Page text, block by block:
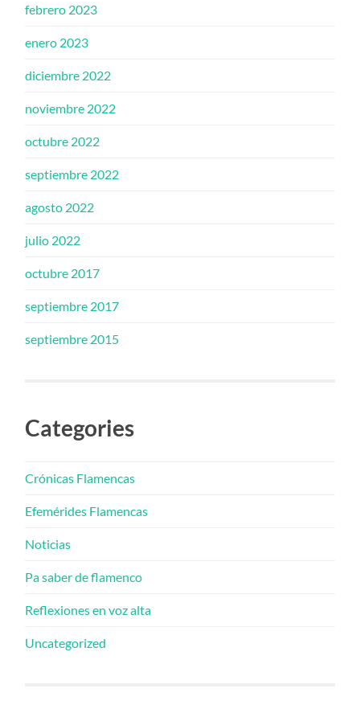
febrero 2023
enero 2023
diciembre 2022
noviembre 2022
octubre 2022
septiembre 2022
agosto 2022
julio 2022
octubre 2017
septiembre 2017
septiembre 2015
Categories
Crónicas Flamencas
Efemérides Flamencas
Noticias
Pa saber de flamenco
Reflexiones en voz alta
Uncategorized